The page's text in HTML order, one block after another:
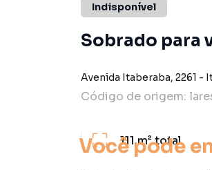
Você pode
Indisponível
Sobrado para
Avenida Itaberaba, 2261 -
Código de origem:
111 m²total